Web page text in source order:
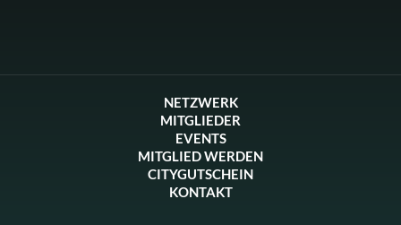
NETZWERK
MITGLIEDER
EVENTS
MITGLIED WERDEN
CITYGUTSCHEIN
KONTAKT